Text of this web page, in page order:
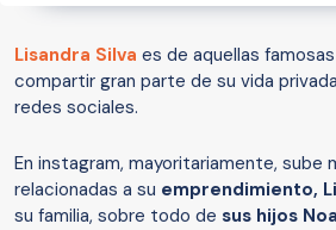
Lisandra Silva es de aquellas
compartir gran parte de su vida
redes sociales.
En instagram, mayoritariamente, sube
relacionadas a su emprendimiento,
su familia, sobre todo de sus hijos